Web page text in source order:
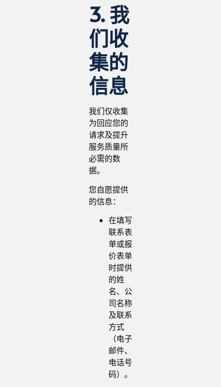
3. 我
们收
集的
信息
我们仅收集
为回应您的
请求及提升
服务质量所
必需的数
据。
您自愿提供
的信息：
在填写
联系表
单或报
价表单
时提供
的姓
名、公
司名称
及联系
方式
（电子
邮件、
电话号
码）。